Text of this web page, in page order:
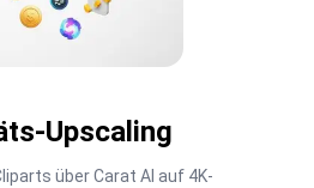
Upscaling
über Carat AI auf 4K-